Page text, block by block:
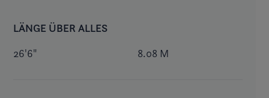
LÄNGE ÜBER ALLES
26'6" 8.08 M